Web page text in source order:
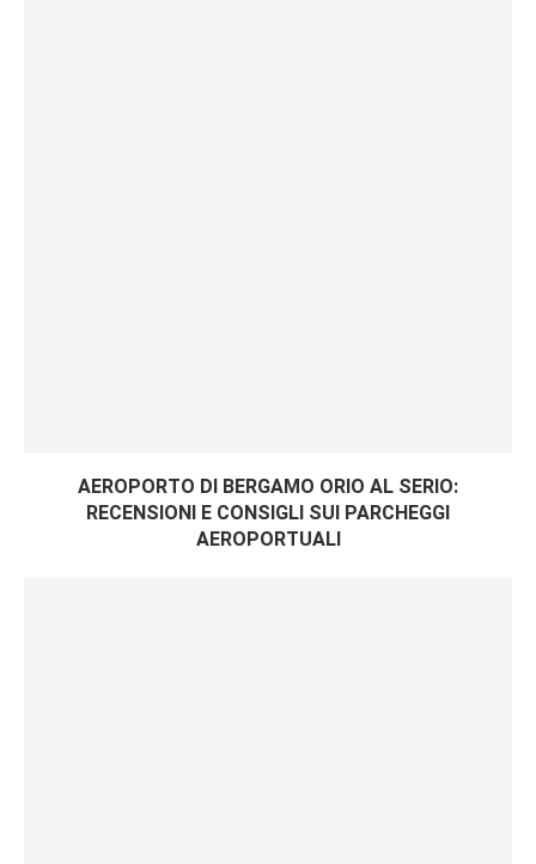
AEROPORTO DI BERGAMO ORIO AL SERIO:
RECENSIONI E CONSIGLI SUI PARCHEGGI
AEROPORTUALI